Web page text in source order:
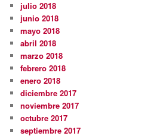
julio 2018
junio 2018
mayo 2018
abril 2018
marzo 2018
febrero 2018
enero 2018
diciembre 2017
noviembre 2017
octubre 2017
septiembre 2017